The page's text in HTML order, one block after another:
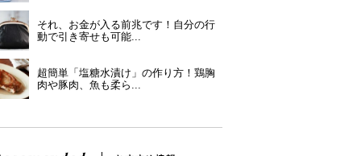
それ、お金が入る前兆です！自分の行
動で引き寄せも可能...
超簡単「塩糖水漬け」の作り方！鶏胸
肉や豚肉、魚も柔ら...